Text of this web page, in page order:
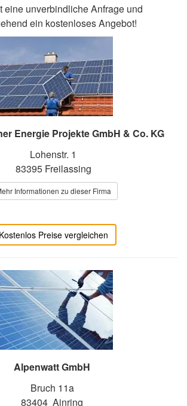
eine unverbindliche Anfrage und
ein kostenloses Angebot!
Energie Projekte GmbH & Co. KG
Lohenstr. 1
83395 Freilassing
Informationen zu dieser Firma
Kostenlos Preise vergleichen
Alpenwatt GmbH
Bruch 11a
83404 Ainring